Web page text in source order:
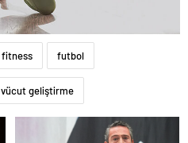
fitness futbol
vücut geliştirme